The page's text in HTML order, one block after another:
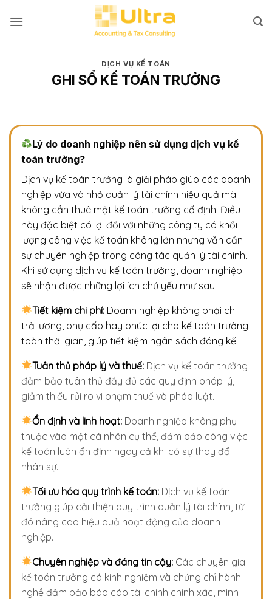
qua
DỊCH VỤ KẾ TOÁN
GHI SỔ KẾ TOÁN TRƯỞNG
Lý do doanh nghiệp nên sử dụng dịch vụ kế
toán trưởng?
Dịch vụ kế toán trưởng là giải pháp giúp các doanh
nghiệp vừa và nhỏ quản lý tài chính hiệu quả mà
không cần thuê một kế toán trưởng cố định. Điều
này đặc biệt có lợi đối với những công ty có khối
lượng công việc kế toán không lớn nhưng vẫn cần
sự chuyên nghiệp trong công tác quản lý tài chính.
Khi sử dụng dịch vụ kế toán trưởng, doanh nghiệp
sẽ nhận được những lợi ích chủ yếu như sau:
Tiết kiệm chi phí: Doanh nghiệp không phải chi
trả lương, phụ cấp hay phúc lợi cho kế toán trưởng
toàn thời gian, giúp tiết kiệm ngân sách đáng kể.
Tuân thủ pháp lý và thuế: Dịch vụ kế toán trưởng
đảm bảo tuân thủ đầy đủ các quy định pháp lý,
giảm thiểu rủi ro vi phạm thuế và pháp luật.
Ổn định và linh hoạt: Doanh nghiệp không phụ
thuộc vào một cá nhân cụ thể, đảm bảo công việc
kế toán luôn ổn định ngay cả khi có sự thay đổi
nhân sự.
Tối ưu hóa quy trình kế toán: Dịch vụ kế toán
trưởng giúp cải thiện quy trình quản lý tài chính, từ
đó nâng cao hiệu quả hoạt động của doanh
nghiệp.
Chuyên nghiệp và đáng tin cậy: Các chuyên gia
kế toán trưởng có kinh nghiệm và chứng chỉ hành
nghề đảm bảo báo cáo tài chính chính xác, minh